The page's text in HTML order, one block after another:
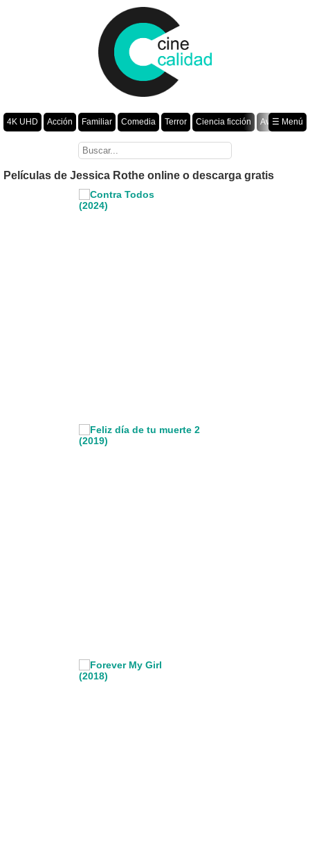
4K UHD Acción Familiar Comedia Terror Ciencia ficción
Aventura
Romance Fantasía Drama Animación Crimen
☰ Menú
Películas de Jessica Rothe online o descarga gratis